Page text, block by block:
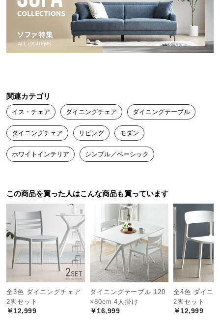
送
に
つ
い
型
商
品
の
送
い
中
型
品
配
送
に
つ
座面の奥行きは約45.5㎝。深く腰掛けることができ
るため、ゆったりとリラックスできます。
座面奥行き 約45.5㎝
安心してリラックスできる耐荷重
関連カテゴリ
イス・チェア ダイニングチェア ダイニングテーブル
ダイニングチェア リビング モダン
ホワイトインテリア シンプル／ベーシック
この商品を買った人はこんな商品も買っています
全3色 ダイニングチェア
2脚セット
￥12,999
ダイニングテーブル 120
×80cm 4人掛け
￥16,999
全4色 ダイニ
2脚セット
￥12,999